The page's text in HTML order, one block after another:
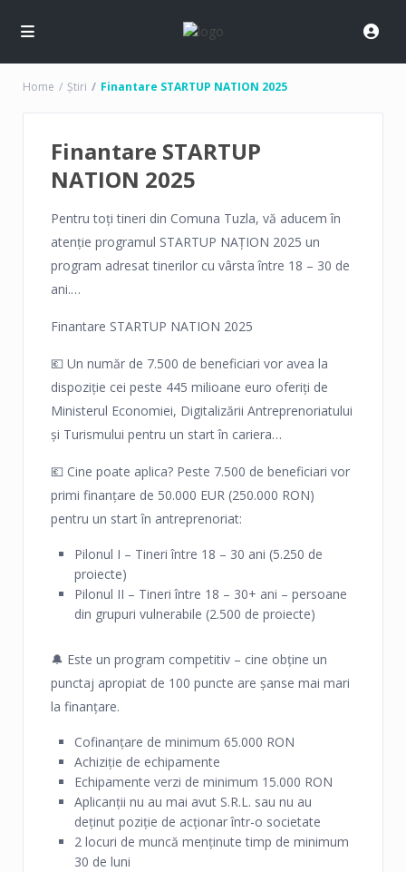
Home Știri Finantare STARTUP NATION 2025
Finantare STARTUP
NATION 2025
Pentru toți tineri din Comuna Tuzla, vă aducem în
atenție programul STARTUP NAȚION 2025 un
program adresat tinerilor cu vârsta între 18 – 30 de
ani.
aveți nevoie pentru a aplica.
Finantare STARTUP NATION 2025
💶 Un număr de 7.500 de beneficiari vor avea la
dispoziție cei peste 445 milioane euro oferiți de
Ministerul Economiei, Digitalizării Antreprenoriatului
și Turismului pentru un start în cariera
Cea de-a patra ediție a Start-up Nation vine cu
patru îmbunătățiri majore:
➡ programul dispune de cea mai mare finanțare a
programului de până acum – 445 milioane euro;
➡ finanțarea provine 100% din fonduri europene;
➡ 50% din finanțare va fi plătită la semnare –
dobânzi cu 50% mai mici la bănci;
cu tehnologie AI – prin urmare o eficiență mai
ridicată.
💶 Cine poate aplica? Peste 7.500 de beneficiari vor
primi finanțare de 50.000 EUR (250.000 RON)
pentru un start în antreprenoriat:
Pilonul I – Tineri între 18 – 30 ani (5.250 de
proiecte)
Pilonul II – Tineri între 18 – 30+ ani – persoane
din grupuri vulnerabile (2.500 de proiecte)
🔔 Este un program competitiv – cine obține un
punctaj apropiat de 100 puncte are șanse mai mari
la finanțare.
Cofinanțare de minimum 65.000 RON
Achiziție de echipamente
Echipamente verzi de minimum 15.000 RON
Aplicanții nu au mai avut S.R.L. sau nu au
deținut poziție de acționar într-o societate
2 locuri de muncă menținute timp de minimum
30 de luni